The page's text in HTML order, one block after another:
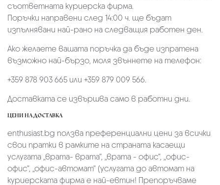
съответната куриерска фирма.
Поръчки направени след 14:00 ч. ще бъдат
изпълнявани най-рано на следващия работен ден.
Ако желаете вашата поръчка да бъде изпратена
възможно най-бързо, моля звъннете на телефон:
+359 878 903 665 или +359 879 009 566.
Доставката се извършва само в работни дни.
ЦЕНИ НА ДОСТАВКА
enthusiast.bg ползва преференциални цени за всички
свои пратки в рамките на страната касаещи
услугата „врата- врата“, „врата - офис“, „oфис-
офис“, „офис-автомат“ (услугата до автомат на
куриерската фирма е най-евтин! Препоръчваме